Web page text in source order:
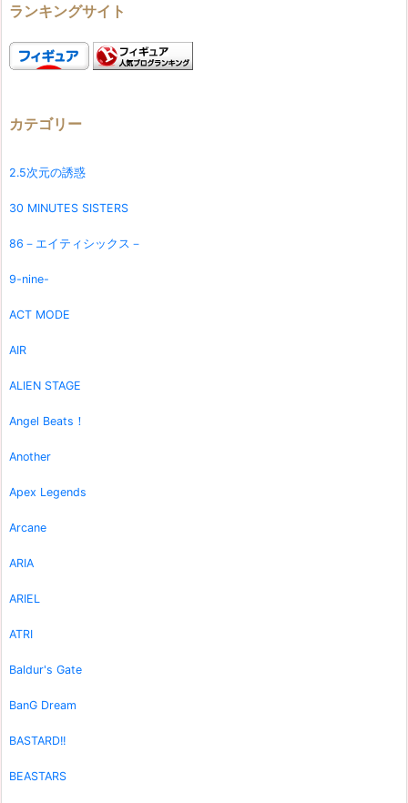
ランキングサイト
カテゴリー
2.5次元の誘惑
30 MINUTES SISTERS
86－エイティシックス－
9-nine-
ACT MODE
AIR
ALIEN STAGE
Angel Beats！
Another
Apex Legends
Arcane
ARIA
ARIEL
ATRI
Baldur's Gate
BanG Dream
BASTARD!!
BEASTARS